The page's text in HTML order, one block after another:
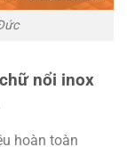
nổi inox
hoàn toàn